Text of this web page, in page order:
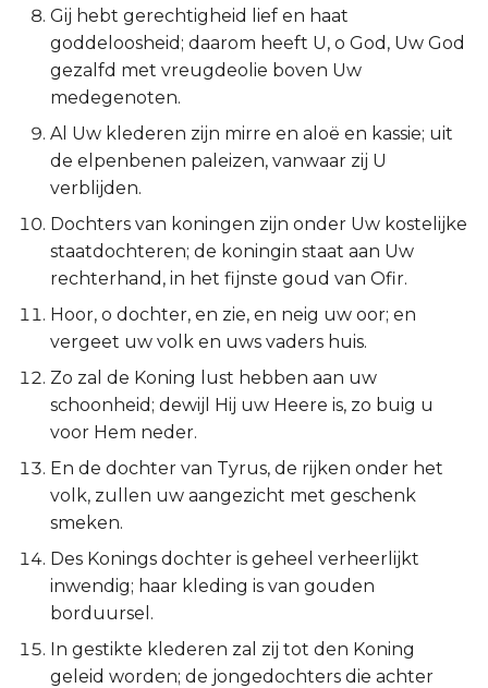
1 Timótheüs
2 Timótheüs
Titus
Filémon
Hebreeën
Jakobus
1 Petrus
2 Petrus
2 Johannes
3 Johannes
Judas
Openbaring
Gij hebt gerechtigheid lief en haat
goddeloosheid; daarom heeft U, o God, Uw God
gezalfd met vreugdeolie boven Uw
medegenoten.
Al Uw klederen zijn mirre en aloë en kassie; uit
de elpenbenen paleizen, vanwaar zij U
verblijden.
Dochters van koningen zijn onder Uw kostelijke
staatdochteren; de koningin staat aan Uw
rechterhand, in het fijnste goud van Ofir.
Hoor, o dochter, en zie, en neig uw oor; en
vergeet uw volk en uws vaders huis.
Zo zal de Koning lust hebben aan uw
schoonheid; dewijl Hij uw Heere is, zo buig u
voor Hem neder.
En de dochter van Tyrus, de rijken onder het
volk, zullen uw aangezicht met geschenk
smeken.
Des Konings dochter is geheel verheerlijkt
inwendig; haar kleding is van gouden
borduursel.
In gestikte klederen zal zij tot den Koning
geleid worden; de jongedochters die achter